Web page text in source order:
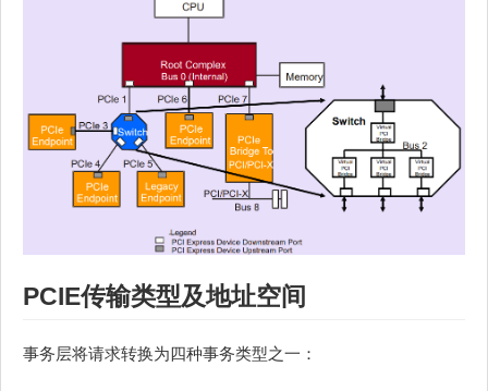
PCIE传输类型及地址空间
事务层将请求转换为四种事务类型之一：